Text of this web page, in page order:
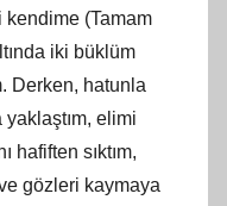
kendime (Tamam
iki büklüm
Derken, hatunla
yaklaştım, elimi
hafiften sıktım,
gözleri kaymaya